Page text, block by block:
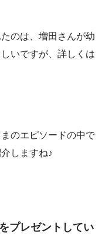
のは、増田さんが幼
いですが、詳しくは
のエピソードの中で
しますね♪
プレゼントしてい